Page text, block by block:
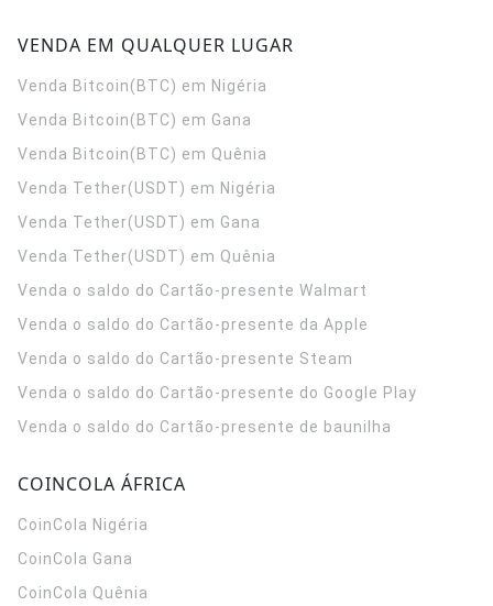
VENDA EM QUALQUER LUGAR
Venda Bitcoin(BTC) em Nigéria
Venda Bitcoin(BTC) em Gana
Venda Bitcoin(BTC) em Quênia
Venda Tether(USDT) em Nigéria
Venda Tether(USDT) em Gana
Venda Tether(USDT) em Quênia
Venda o saldo do Cartão-presente Walmart
Venda o saldo do Cartão-presente da Apple
Venda o saldo do Cartão-presente Steam
Venda o saldo do Cartão-presente do Google Play
Venda o saldo do Cartão-presente de baunilha
COINCOLA ÁFRICA
CoinCola Nigéria
CoinCola Gana
CoinCola Quênia